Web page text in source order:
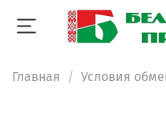
Главная Условия